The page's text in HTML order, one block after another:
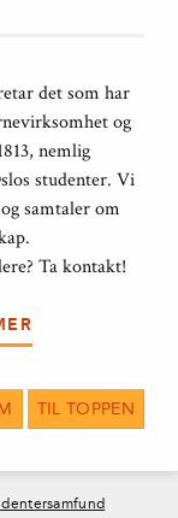
det som har
og
nemlig
studenter. Vi
samtaler om
Ta kontakt!
TIL TOPPEN